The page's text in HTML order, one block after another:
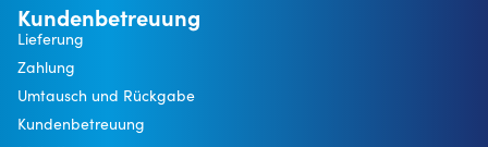
Kundenbetreuung
Lieferung
Zahlung
Umtausch und Rückgabe
Kundenbetreuung